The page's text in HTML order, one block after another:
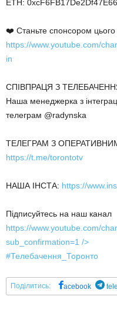
ETH:
❤️ Станьте спонсором
https://www.youtube.com/
in
СПІВПРАЦЯ З
Наша менеджерка з
телеграм @radynska
ТЕЛЕГРАМ З
https://t.me/torontotv
НАША ІНСТА: https://
Підписуйтесь на наш канал
https://www.youtube.com/
sub_confirmation=1 />
#Телебачення_Торонто
Поділитись: acebook